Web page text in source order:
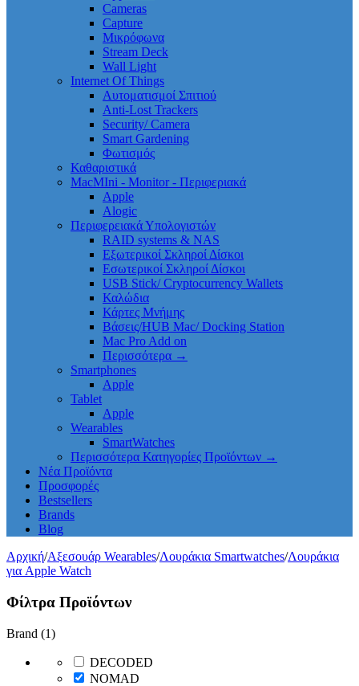
Cameras
Capture
Μικρόφωνα
Stream Deck
Wall Light
Internet Of Things
Αυτοματισμοί Σπιτιού
Anti-Lost Trackers
Security/ Camera
Smart Gardening
Φωτισμός
Καθαριστικά
MacMIni - Monitor - Περιφεριακά
Apple
Alogic
Περιφερειακά Υπολογιστών
RAID systems & NAS
Εξωτερικοί Σκληροί Δίσκοι
Εσωτερικοί Σκληροί Δίσκοι
USB Stick/ Cryptocurrency Wallets
Καλώδια
Κάρτες Μνήμης
Βάσεις/HUB Mac/ Docking Station
Mac Pro Add on
Περισσότερα →
Smartphones
Apple
Tablet
Apple
Wearables
SmartWatches
Περισσότερα Κατηγορίες Προϊόντων →
Νέα Προϊόντα
Προσφορές
Bestsellers
Brands
Blog
Αρχική/Αξεσουάρ Wearables/Λουράκια Smartwatches/Λουράκια
για Apple Watch
Φίλτρα Προϊόντων
Brand (1)
DECODED
NOMAD